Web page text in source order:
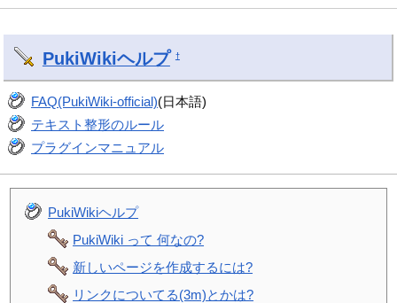
PukiWikiヘルプ †
FAQ(PukiWiki-official)(日本語)
テキスト整形のルール
プラグインマニュアル
PukiWikiヘルプ
PukiWiki って 何なの?
新しいページを作成するには?
リンクについてる(3m)とかは?